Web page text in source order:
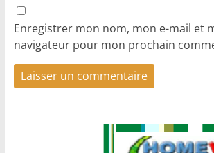
Enregistrer mon nom, mon e-mail et
navigateur pour mon prochain